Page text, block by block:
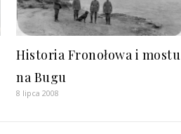
Historia Fronołowa i mostu
na Bugu
8 lipca 2008